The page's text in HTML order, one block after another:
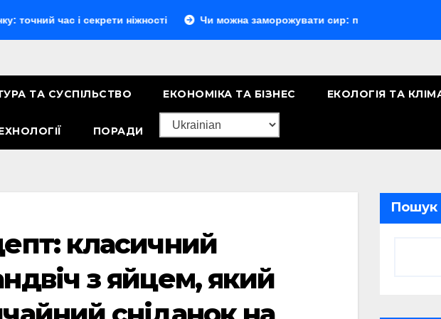
і секрети ніжності Чи можна заморожувати сир: повний гід з порадами
ТА СУСПІЛЬСТВО ЕКОНОМІКА ТА БІЗНЕС ЕКОЛОГІЯ ТА
ПОРАДИ
класичний
з яйцем, який
Пошук